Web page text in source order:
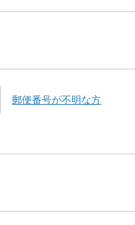
郵便番号が不明な方